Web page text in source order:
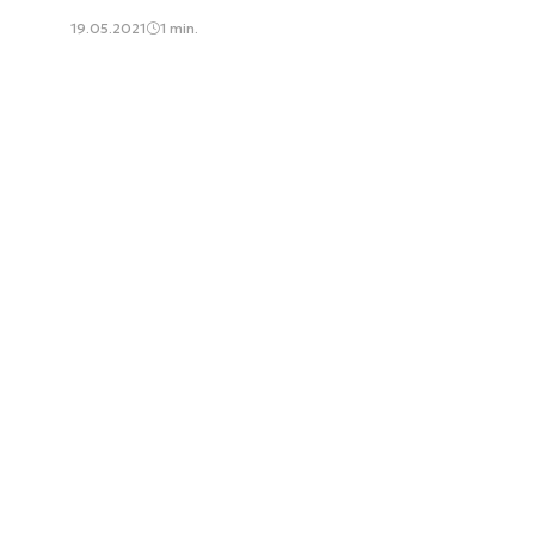
19.05.2021 1 min.